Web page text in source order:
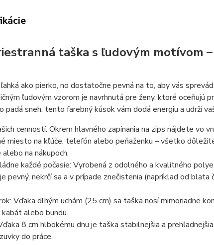
taška s ľudovým motívom
ako pierko, no dostatočne pevná na to, aby vás
ľudovým vzorom je navrhnutá pre ženy, ktoré oceňujú
padá sneh, tento farebný kúsok vám dodá energiu a udrží
cenností: Okrem hlavného zapínania na zips nájdete vo
miesto na kľúče, telefón alebo peňaženku – všetko
na nákupoch.
každé počasie: Vyrobená z odolného a kvalitného
pevný, nekrčí sa a v prípade znečistenia (napríklad od
Vďaka dlhým uchám (25 cm) sa taška nosí mimoriadne
alebo bundu.
8 cm hlbokému dnu je taška stabilnejšia a
do práce.